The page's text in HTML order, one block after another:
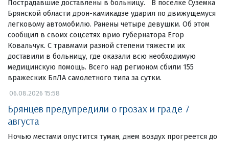
Пострадавшие доставлены в больницу. В поселке Суземка
Брянской области дрон-камикадзе ударил по движущемуся
легковому автомобилю. Ранены четыре девушки. Об этом
сообщил в своих соцсетях врио губернатора Егор
Ковальчук. С травмами разной степени тяжести их
доставили в больницу, где оказали всю необходимую
медицинскую помощь. Всего над регионом сбили 155
вражеских БпЛА самолетного типа за сутки.
06.08.2026 15:58
Брянцев предупредили о грозах и граде 7
августа
Ночью местами опустится туман, днем воздух прогреется до